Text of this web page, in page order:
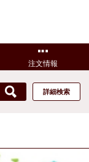
注文情報
詳細検索